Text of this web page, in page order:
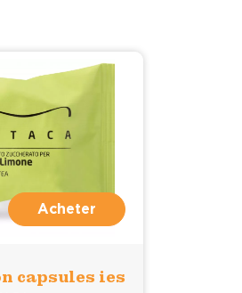
Acheter
capsules ies